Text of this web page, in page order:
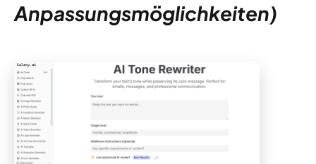
Anpassungsmöglichkeiten)